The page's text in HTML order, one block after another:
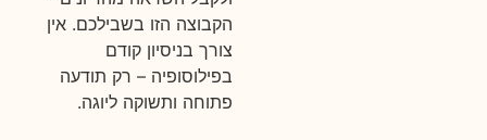
הקבוצה הזו בשבילכם. אין
צורך בניסיון קודם
בפילוסופיה – רק תודעה
פתוחה ותשוקה ליוגה.